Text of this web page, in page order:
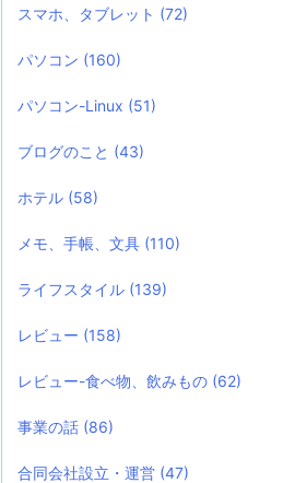
スマホ、タブレット (72)
パソコン (160)
パソコン-Linux (51)
ブログのこと (43)
ホテル (58)
メモ、手帳、文具 (110)
ライフスタイル (139)
レビュー (158)
レビュー-食べ物、飲みもの (62)
事業の話 (86)
合同会社設立・運営 (47)